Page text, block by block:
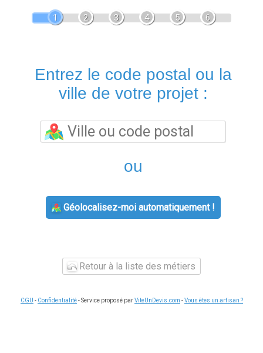
1 2 3 4 5 6
Entrez le code postal ou la
ville de votre projet :
ou
Géolocalisez-moi automatiquement !
Retour à la liste des métiers
CGU - Confidentialité- Service proposé parViteUnDevis.com -Vous êtes un artisan ?